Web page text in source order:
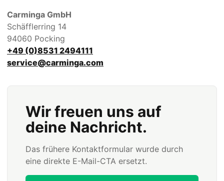
Carminga GmbH
Schäfflerring 14
94060 Pocking
+49 (0)8531 2494111
service@carminga.com
Wir freuen uns auf
deine Nachricht.
Das frühere Kontaktformular wurde durch
eine direkte E-Mail-CTA ersetzt.